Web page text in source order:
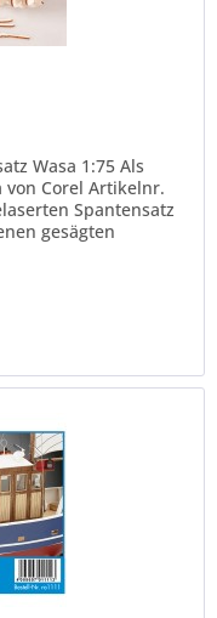
Wasa 1:75 Als
von Corel Artikelnr.
Spantensatz
gesägten